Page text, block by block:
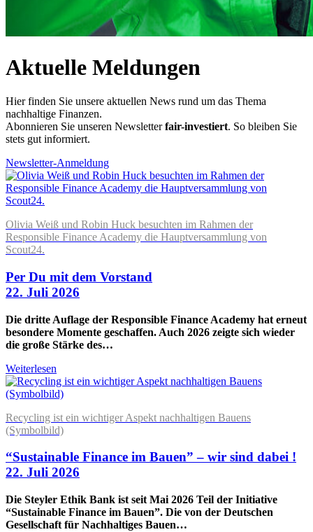
Aktuelle Meldungen
Hier finden Sie unsere aktuellen News rund um das Thema
nachhaltige Finanzen.
Abonnieren Sie unseren Newsletterfair-investiert. So bleiben Sie
stets gut informiert.
Newsletter-Anmeldung
Olivia Weiß und Robin Huck besuchten im Rahmen der
Responsible Finance Academy die Hauptversammlung von
Scout24.
Per Du mit dem Vorstand
22. Juli 2026
Die dritte Auflage der Responsible Finance Academy hat erneut
besondere Momente geschaffen. Auch 2026 zeigte sich wieder
die große Stärke des…
Weiterlesen
Recycling ist ein wichtiger Aspekt nachhaltigen Bauens
(Symbolbild)
“Sustainable Finance im Bauen” – wir sind dabei !
22. Juli 2026
Die Steyler Ethik Bank ist seit Mai 2026 Teil der Initiative
“Sustainable Finance im Bauen”. Die von der Deutschen
Gesellschaft für Nachhaltiges Bauen…